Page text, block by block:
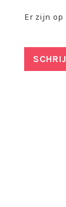
Er zijn